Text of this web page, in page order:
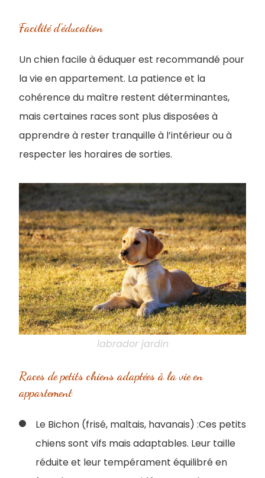
Facilité d’éducation
Un chien facile à éduquer est recommandé pour
la vie en appartement. La patience et la
cohérence du maître restent déterminantes,
mais certaines races sont plus disposées à
apprendre à rester tranquille à l’intérieur ou à
respecter les horaires de sorties.
labrador jardin
Races de petits chiens adaptées à la vie en
appartement
Le Bichon (frisé, maltais, havanais) :Ces petits
chiens sont vifs mais adaptables. Leur taille
réduite et leur tempérament équilibré en